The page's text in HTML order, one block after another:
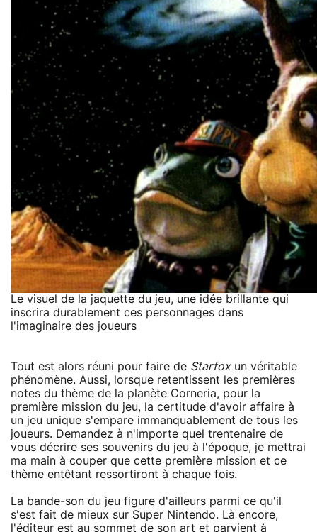
Le visuel de la jaquette du jeu, une idée brillante qui
inscrira durablement ces personnages dans
l'imaginaire des joueurs
Tout est alors réuni pour faire de Starfoxun véritable
phénomène. Aussi, lorsque retentissent les premières
notes du thème de la planète Corneria, pour la
première mission du jeu, la certitude d'avoir affaire à
un jeu unique s'empare immanquablement de tous les
joueurs. Demandez à n'importe quel trentenaire de
vous décrire ses souvenirs du jeu à l'époque, je mettrai
ma main à couper que cette première mission et ce
thème entêtant ressortiront à chaque fois.
La bande-son du jeu figure d'ailleurs parmi ce qu'il
s'est fait de mieux sur Super Nintendo. Là encore,
l'éditeur est au sommet de son art et parvient à